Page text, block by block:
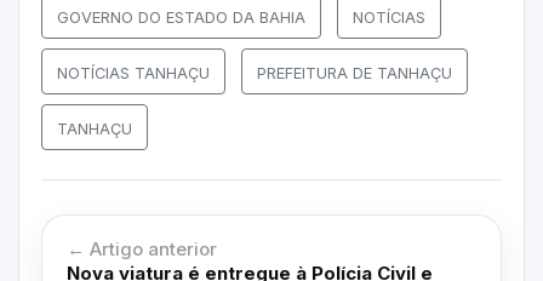
GOVERNO DO ESTADO DA BAHIA NOTÍCIAS
NOTÍCIAS TANHAÇU PREFEITURA DE TANHAÇU
TANHAÇU
← Artigo anterior
Nova viatura é entregue à Polícia Civil e